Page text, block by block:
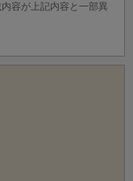
容が上記内容と一部異